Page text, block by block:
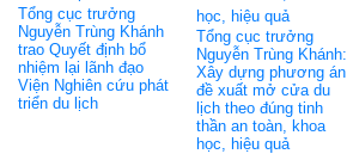
Tổng cục trưởng
Nguyễn Trùng Khánh
trao Quyết định bổ
nhiệm lại lãnh đạo
Viện Nghiên cứu phát
triển du lịch
Tổng cục trưởng
Nguyễn Trùng Khánh:
Xây dựng phương án
đề xuất mở cửa du
lịch theo đúng tinh
thần an toàn, khoa
học, hiệu quả